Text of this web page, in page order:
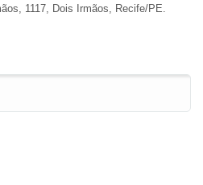
1117, Dois Irmãos, Recife/PE.